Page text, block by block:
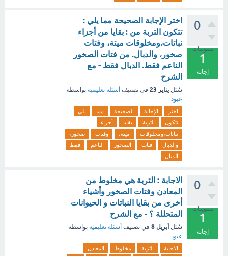
0
تصويتات
1
إجابة
اختر الإجابة الصحيحة مما يلي :
تتكون التربة من : بقايا من أجزاء
نباتات،ومخلوقات ميتة، وفتات
صخور، والدبال. من فتات الصخور
الناعم فقط. الدبال فقط - مع
الشرح
سُئل يناير 23 في تصنيف أسئلة تعليمية بواسطة
عبود
اختر الإجابة الصحيحة مما
يلي
تتكون
التربة بقايا
أجزاء
نباتات،ومخلوقات
ميتة، وفتات
صخور،
والدبال
فتات الصخور الناعم
فقط
الدبال
0
تصويتات
1
إجابة
الاجابة : التربة هي مخلوط من
المعادن وفتات الصخور وأشياء
أخرى من بقايا النباتات و الحيوانات
المتحللة ؟ - مع الشرح
سُئل أبريل 8 في تصنيف أسئلة تعليمية بواسطة
عبود
الاجابة التربة مخلوط
المعادن